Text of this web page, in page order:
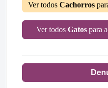
Ver todos Cachorros
Ver todos Gatospara